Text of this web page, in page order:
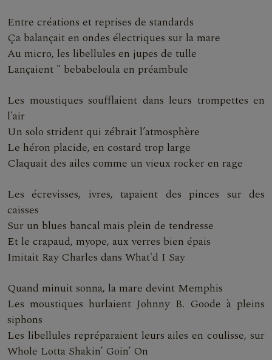
Entre créations et reprises de standards
Ça balançait en ondes électriques sur la mare
Au micro, les libellules en jupes de tulle
Lançaient " bebabeloula en préambule
Les moustiques soufflaient dans leurs trompettes en
l'air
Un solo strident qui zébrait l’atmosphère
Le héron placide, en costard trop large
Claquait des ailes comme un vieux rocker en rage
Les écrevisses, ivres, tapaient des pinces sur des
caisses
Sur un blues bancal mais plein de tendresse
Et le crapaud, myope, aux verres bien épais
Imitait Ray Charles dans What'd I Say
Quand minuit sonna, la mare devint Memphis
Les moustiques hurlaient Johnny B. Goode à pleins
siphons
Les libellules repréparaient leurs ailes en coulisse, sur
Whole Lotta Shakin’ Goin’ On